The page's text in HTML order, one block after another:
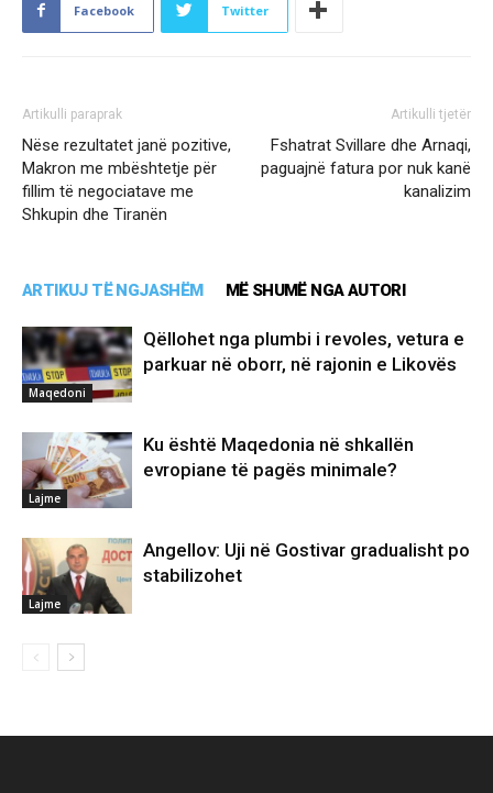
Facebook Twitter
Artikulli paraprak
Nëse rezultatet janë pozitive,
Makron me mbështetje për
fillim të negociatave me
Shkupin dhe Tiranën
Artikulli tjetër
Fshatrat Svillare dhe Arnaqi,
paguajnë fatura por nuk kanë
kanalizim
ARTIKUJ TË NGJASHËM MË SHUMË NGA AUTORI
Maqedoni
Qëllohet nga plumbi i revoles, vetura e
parkuar në oborr, në rajonin e Likovës
Lajme
Ku është Maqedonia në shkallën
evropiane të pagës minimale?
Lajme
Angellov: Uji në Gostivar gradualisht po
stabilizohet